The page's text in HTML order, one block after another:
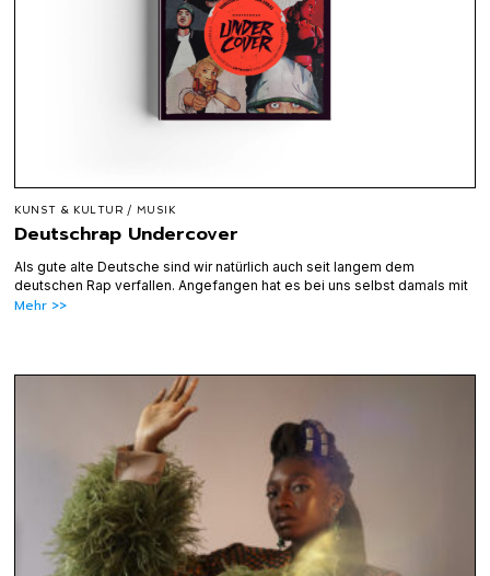
KUNST & KULTUR / MUSIK
Deutschrap Undercover
Als gute alte Deutsche sind wir natürlich auch seit langem dem
deutschen Rap verfallen. Angefangen hat es bei uns selbst damals mit
Mehr >>